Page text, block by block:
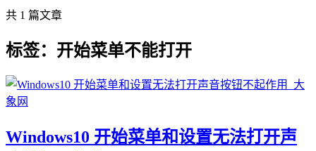
共 1 篇文章
标签：开始菜单不能打开
Windows10 开始菜单和设置无法打开声